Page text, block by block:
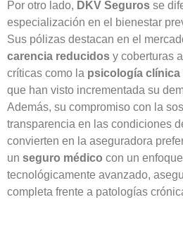
Por otro lado, DKV Seguros se
especialización en el bienestar
Sus pólizas destacan en el
carencia reducidos y coberturas
críticas como la psicología clínica
que han visto incrementada su
Además, su compromiso con la
transparencia en las condiciones
convierten en la aseguradora
un seguro médico con un
tecnológicamente avanzado,
completa frente a patologías